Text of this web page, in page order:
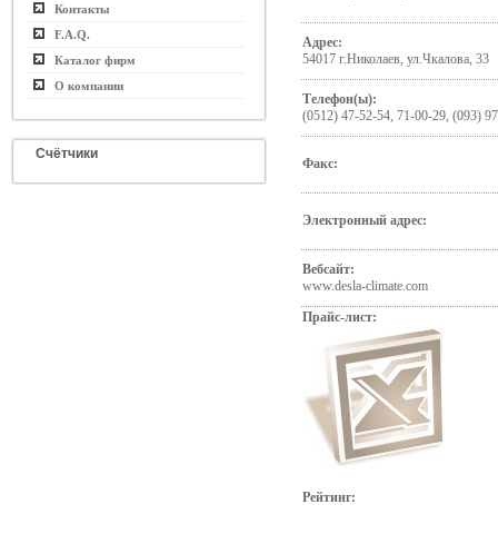
Контакты
F.A.Q.
Каталог фирм
О компании
Счётчики
Адрес:
54017 г.Николаев, ул.Чкалова, 33
Телефон(ы):
(0512) 47-52-54, 71-00-29, (093)
Факс:
Электронный адрес:
Вебсайт:
www.desla-climate.com
Прайс-лист:
Рейтинг: